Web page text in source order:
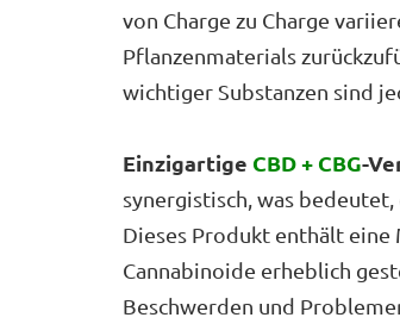
von Charge zu Charge
Pflanzenmaterials
wichtiger Substanzen sind
Einzigartige CBD + CBG-
synergistisch, was
Dieses Produkt enthält eine
Cannabinoide erheblich
Beschwerden und